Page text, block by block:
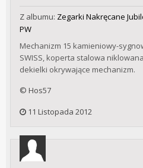
Z albumu: Zegarki Nakręcane
PW
Mechanizm 15 kamieniowy-
SWISS, koperta stalowa
dekielki okrywające mechanizm.
© Hos57
11 Listopada 2012